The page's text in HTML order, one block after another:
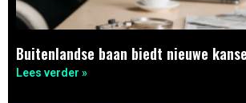
Buitenlandse baan biedt nieuwe
Lees verder »